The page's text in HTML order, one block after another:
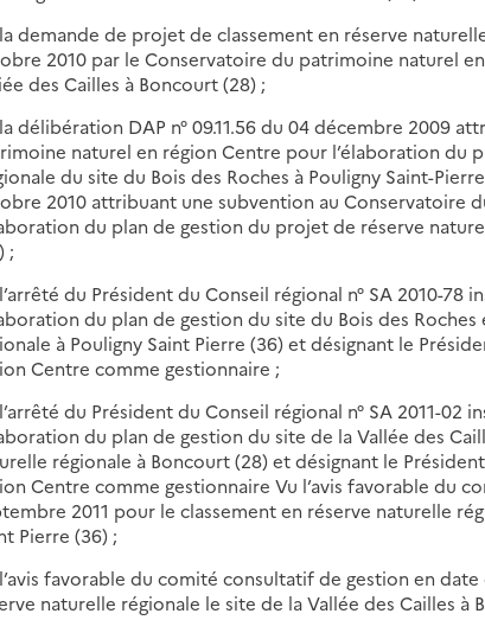
demande de projet de classement en réserve
2010 par le Conservatoire du patrimoine naturel
des Cailles à Boncourt (28) ;
délibération DAP n° 09.11.56 du 04 décembre 2009
naturel en région Centre pour l’élaboration du
du site du Bois des Roches à Pouligny Saint-
2010 attribuant une subvention au Conservatoire
du plan de gestion du projet de réserve
;
du Président du Conseil régional n° SA 2010-
du plan de gestion du site du Bois des
à Pouligny Saint Pierre (36) et désignant le
Centre comme gestionnaire ;
du Président du Conseil régional n° SA 2011-
du plan de gestion du site de la Vallée des
régionale à Boncourt (28) et désignant le
Centre comme gestionnaire Vu l’avis favorable du
2011 pour le classement en réserve naturelle
Pierre (36) ;
favorable du comité consultatif de gestion en
naturelle régionale le site de la Vallée des Cailles à